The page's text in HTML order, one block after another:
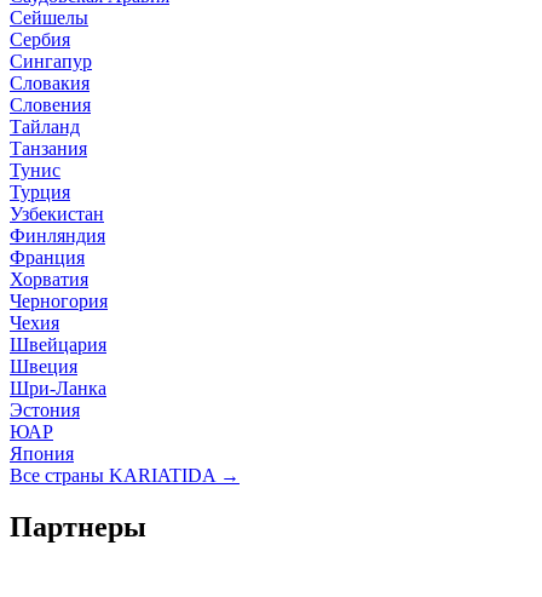
Сейшелы
Сербия
Сингапур
Словакия
Словения
Тайланд
Танзания
Тунис
Турция
Узбекистан
Финляндия
Франция
Хорватия
Черногория
Чехия
Швейцария
Швеция
Шри-Ланка
Эстония
ЮАР
Япония
Все страны KARIATIDA →
Партнеры